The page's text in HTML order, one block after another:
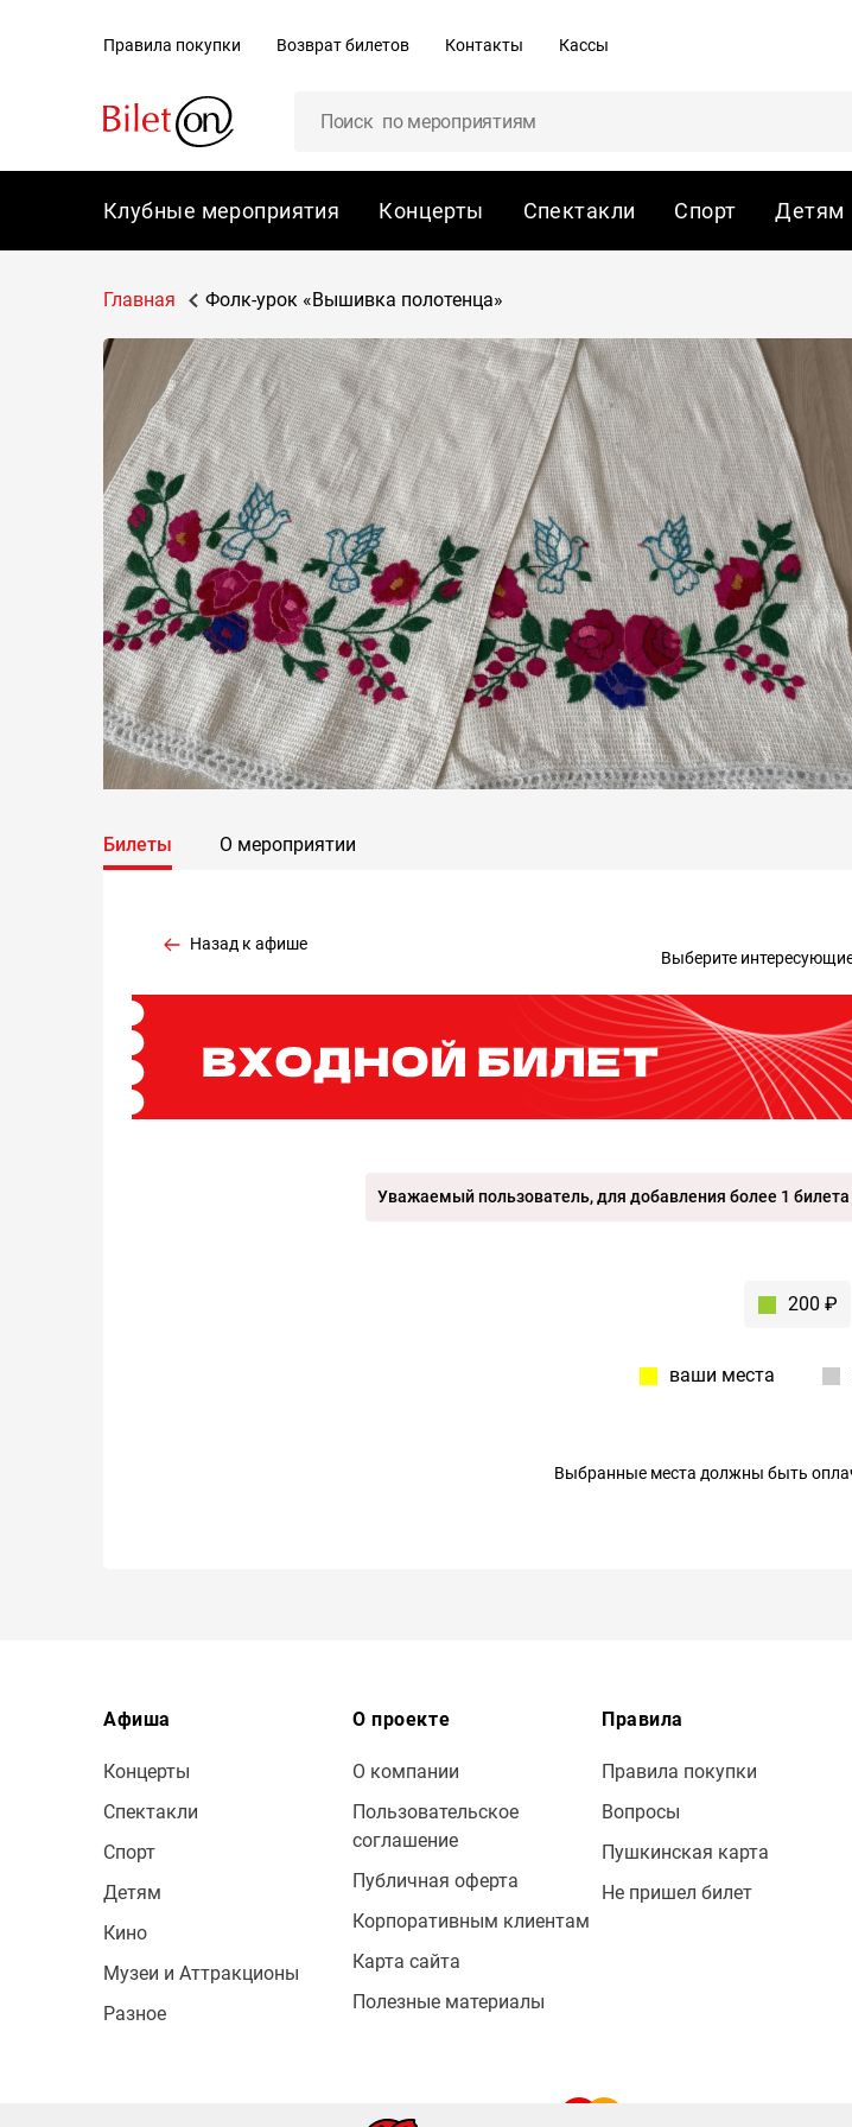
Правила покупки Возврат билетов Контакты Кассы
Клубные мероприятия Концерты Спектакли Спорт Детям
Главная Фолк-урок «Вышивка полотенца»
Билеты О мероприятии
Назад к афише
Выберите
Уважаемый пользователь, для добавления более 1
200 ₽
ваши места
Выбранные места должны быть
Афиша
Концерты
Спектакли
Спорт
Детям
Кино
Музеи и Аттракционы
Разное
О проекте
О компании
Пользовательское
соглашение
Публичная оферта
Корпоративным клиентам
Карта сайта
Полезные материалы
Правила
Правила покупки
Вопросы
Пушкинская карта
Не пришел билет